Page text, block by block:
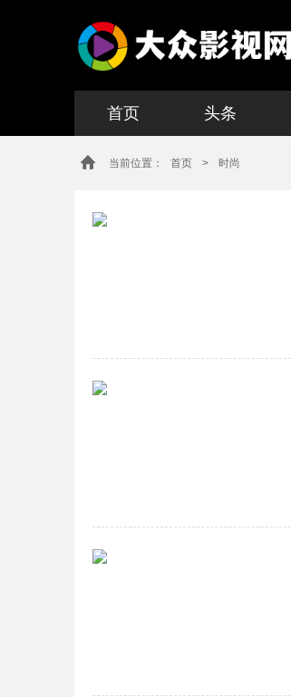
首页 头条
当前位置： 首页 > 时尚